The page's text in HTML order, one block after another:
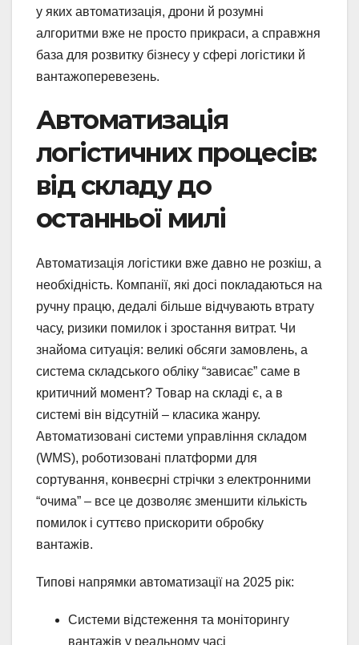
у яких автоматизація, дрони й розумні
алгоритми вже не просто прикраси, а справжня
база для розвитку бізнесу у сфері логістики й
вантажоперевезень.
Автоматизація
логістичних процесів:
від складу до
останньої милі
Автоматизація логістики вже давно не розкіш, а
необхідність. Компанії, які досі покладаються на
ручну працю, дедалі більше відчувають втрату
часу, ризики помилок і зростання витрат. Чи
знайома ситуація: великі обсяги замовлень, а
система складського обліку “зависає” саме в
критичний момент? Товар на складі є, а в
системі він відсутній – класика жанру.
Автоматизовані системи управління складом
(WMS), роботизовані платформи для
сортування, конвеєрні стрічки з електронними
“очима” – все це дозволяє зменшити кількість
помилок і суттєво прискорити обробку
вантажів.
Типові напрямки автоматизації на 2025 рік:
Системи відстеження та моніторингу
вантажів у реальному часі